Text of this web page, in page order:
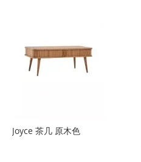
Joyce 茶几 原木色